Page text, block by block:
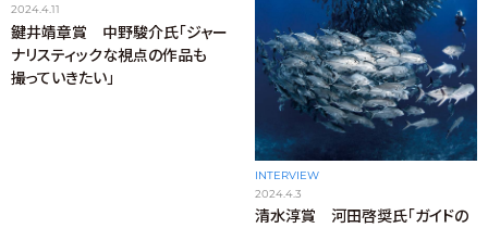
2024.4.11
鍵井靖章賞 中野駿介氏「ジャー
ナリスティックな視点の作品も
撮っていきたい」
INTERVIEW
2024.4.3
清水淳賞 河田啓奨氏「ガイドの